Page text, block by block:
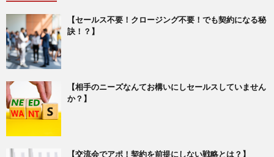
【セールス不要！クロージング不要！でも契約になる秘
訣！？】
【相手のニーズなんてお構いにしセールスしていません
か？】
【交流会でアポ！契約を前提にしない戦略とは？】